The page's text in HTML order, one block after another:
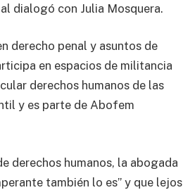
dialogó con Julia Mosquera.
derecho penal y asuntos de
en espacios de militancia
derechos humanos de las
y es parte de Abofem
derechos humanos, la abogada
también lo es” y que lejos